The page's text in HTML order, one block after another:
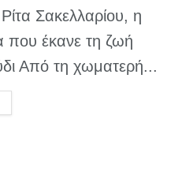
Ρίτα Σακελλαρίου, η
που έκανε τη ζωή
Από τη χωματερή...